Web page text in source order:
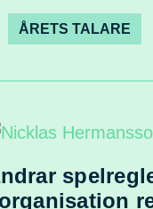
ÅRETS TALARE